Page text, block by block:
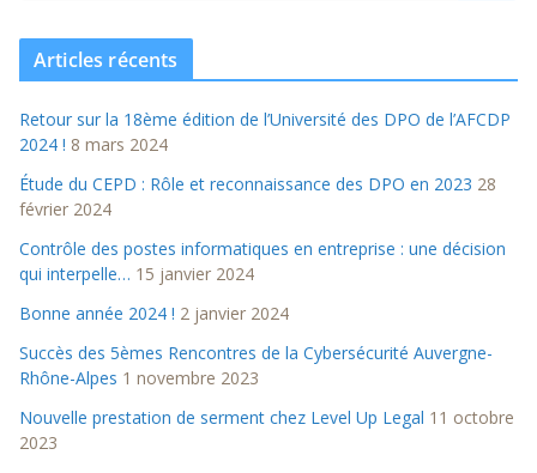
Articles récents
Retour sur la 18ème édition de l’Université des DPO de l’AFCDP
2024 ! 8 mars 2024
Étude du CEPD : Rôle et reconnaissance des DPO en 2023 28
février 2024
Contrôle des postes informatiques en entreprise : une décision
qui interpelle… 15 janvier 2024
Bonne année 2024 ! 2 janvier 2024
Succès des 5èmes Rencontres de la Cybersécurité Auvergne-
Rhône-Alpes 1 novembre 2023
Nouvelle prestation de serment chez Level Up Legal 11 octobre
2023